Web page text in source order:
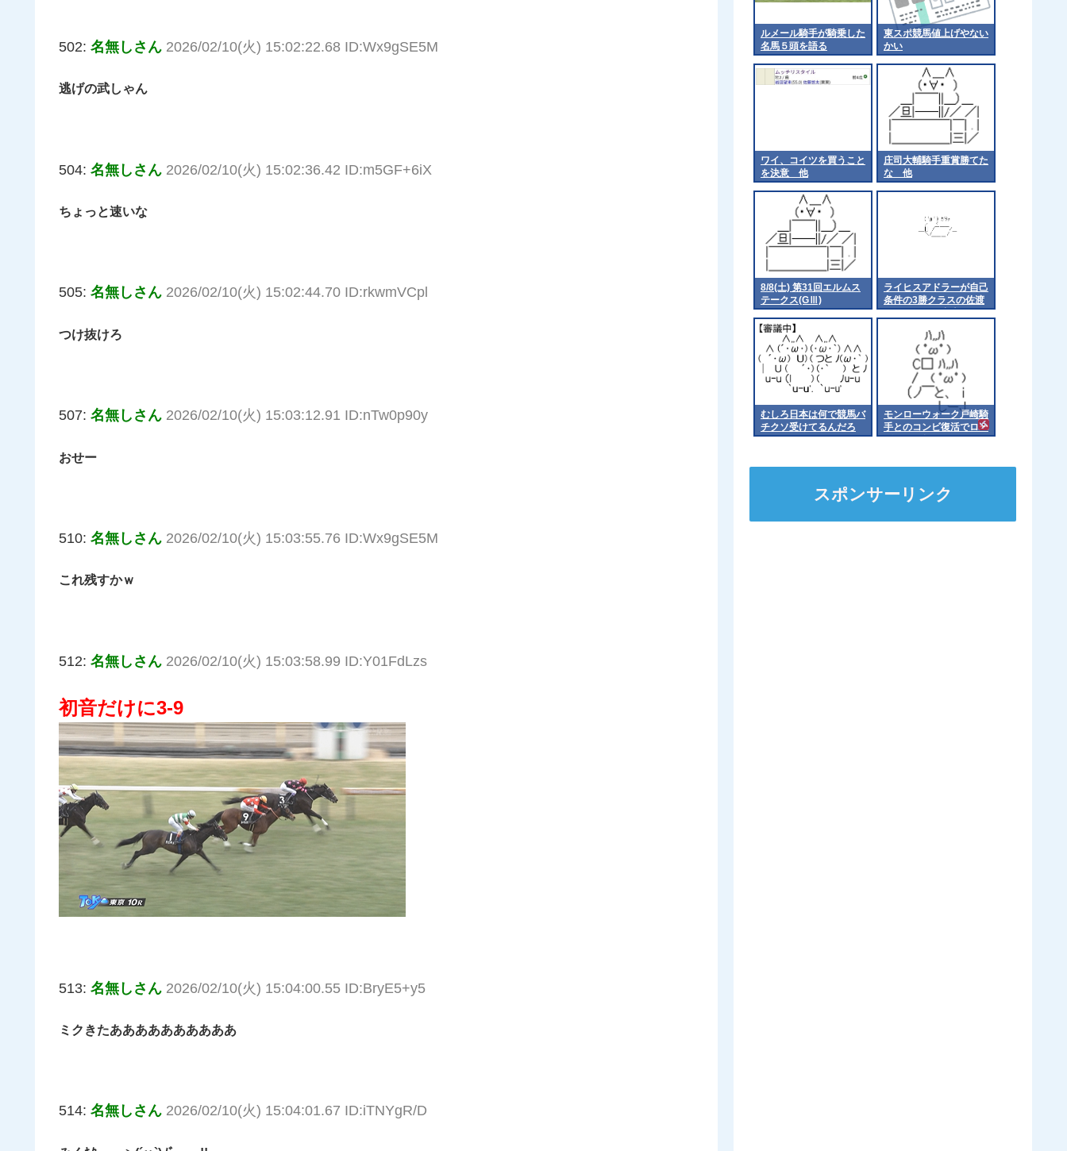
502: 名無しさん 2026/02/10(火) 15:02:22.68 ID:Wx9gSE5M
逃げの武しゃん
504: 名無しさん 2026/02/10(火) 15:02:36.42 ID:m5GF+6iX
ちょっと速いな
505: 名無しさん 2026/02/10(火) 15:02:44.70 ID:rkwmVCpl
つけ抜けろ
507: 名無しさん 2026/02/10(火) 15:03:12.91 ID:nTw0p90y
おせー
510: 名無しさん 2026/02/10(火) 15:03:55.76 ID:Wx9gSE5M
これ残すかｗ
512: 名無しさん 2026/02/10(火) 15:03:58.99 ID:Y01FdLzs
初音だけに3-9
513: 名無しさん 2026/02/10(火) 15:04:00.55 ID:BryE5+y5
ミクきたああああああああああ
514: 名無しさん 2026/02/10(火) 15:04:01.67 ID:iTNYgR/D
ルメール騎手が騎乗した
名馬５頭を語る
東スポ競馬値上げやない
かい
ワイ、コイツを買うこと
を決意 他
庄司大輔騎手重賞勝てた
な 他
8/8(土) 第31回エルムス
テークス(GⅢ)
ライヒスアドラーが自己
条件の3勝クラスの佐渡
ステークスに出走
むしろ日本は何で競馬バ
チクソ受けてるんだろ
モンローウォーク戸崎騎
手とのコンビ復活でロー
ズSへ 他
スポンサーリンク